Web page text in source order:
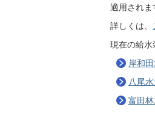
適用されま
詳しくは、
現在の給水
岸和
八尾
富田